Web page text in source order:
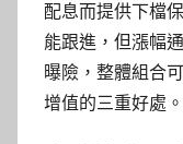
配息而提供下檔
能跟進，但漲幅
曝險，整體組合
增值的三重好處。